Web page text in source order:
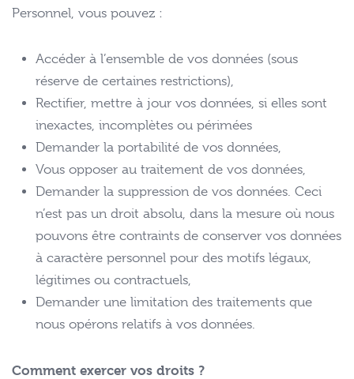
Personnel, vous pouvez :
Accéder à l’ensemble de vos données (sous
réserve de certaines restrictions),
Rectifier, mettre à jour vos données, si elles sont
inexactes, incomplètes ou périmées
Demander la portabilité de vos données,
Vous opposer au traitement de vos données,
Demander la suppression de vos données. Ceci
n’est pas un droit absolu, dans la mesure où nous
pouvons être contraints de conserver vos données
à caractère personnel pour des motifs légaux,
légitimes ou contractuels,
Demander une limitation des traitements que
nous opérons relatifs à vos données.
Comment exercer vos droits ?